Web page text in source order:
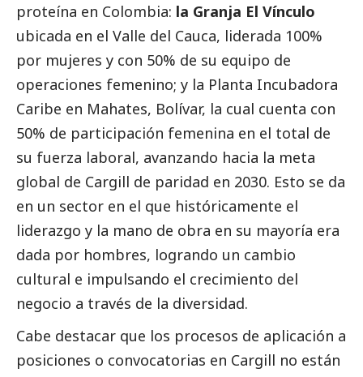
proteína en Colombia: la Granja El Vínculo
ubicada en el Valle del Cauca, liderada 100%
por mujeres y con 50% de su equipo de
operaciones femenino; y la Planta Incubadora
Caribe en Mahates, Bolívar, la cual cuenta con
50% de participación femenina en el total de
su fuerza laboral, avanzando hacia la meta
global de Cargill de paridad en 2030. Esto se da
en un sector en el que históricamente el
liderazgo y la mano de obra en su mayoría era
dada por hombres, logrando un cambio
cultural e impulsando el crecimiento del
negocio a través de la diversidad.
Cabe destacar que los procesos de aplicación a
posiciones o convocatorias en Cargill no están